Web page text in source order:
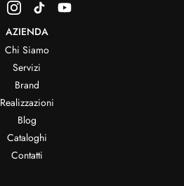
AZIENDA
Chi Siamo
Servizi
Brand
Realizzazioni
Blog
Cataloghi
Contatti